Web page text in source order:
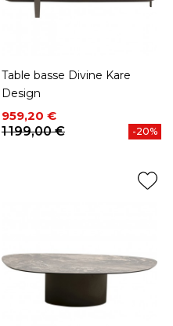
Table basse Divine Kare
Design
Prix
959,20 €
Prix de base
1 199,00 €
-20%